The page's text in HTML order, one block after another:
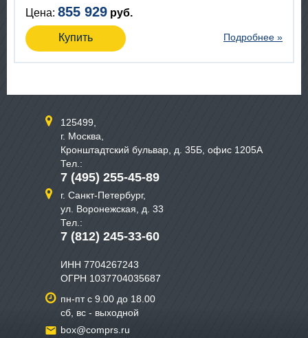
Цена: 855 929 руб.
Купить Подробнее »
125499,
г. Москва,
Кронштадтский бульвар, д. 35Б, офис 1205А
Тел.:
7 (495) 255-45-89
г. Санкт-Петербург,
ул. Воронежская, д. 33
Тел.:
7 (812) 245-33-60
ИНН 7704267243
ОГРН 1037704035687
пн-пт с 9.00 до 18.00
сб, вс - выходной
box@comprs.ru